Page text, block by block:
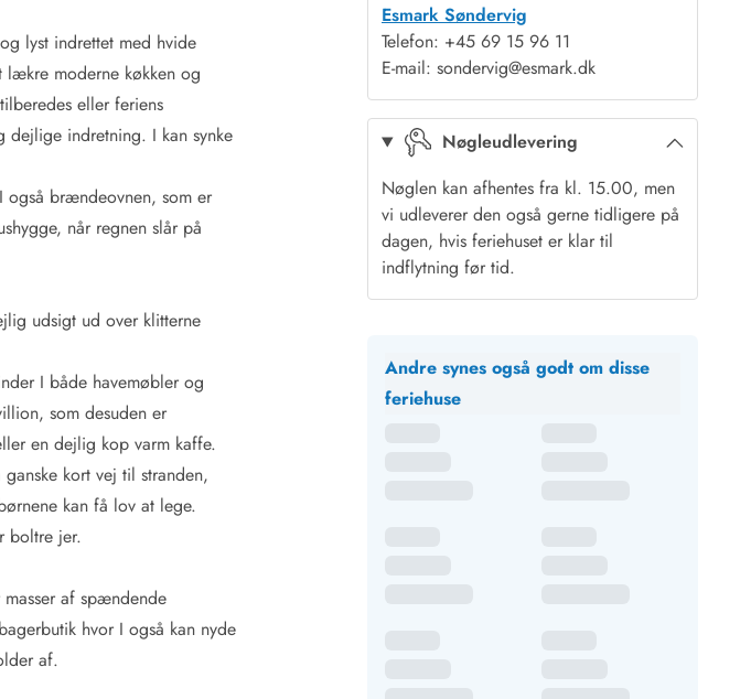
lyst indrettet med hvide
moderne køkken og
eller feriens
indretning. I kan synke
også brændeovnen, som er
når regnen slår på
udsigt ud over klitterne
I både havemøbler og
som desuden er
en dejlig kop varm kaffe.
kort vej til stranden,
kan få lov at lege.
boltre jer.
af spændende
hvor I også kan nyde
af.
Esmark Søndervig
Telefon: +45 69 15 96 11
E-mail: sondervig@esmark.dk
Nøgleudlevering
Nøglen kan afhentes fra kl. 15.00, men
vi udleverer den også gerne tidligere på
dagen, hvis feriehuset er klar til
indflytning før tid.
Andre synes også godt om disse
feriehuse